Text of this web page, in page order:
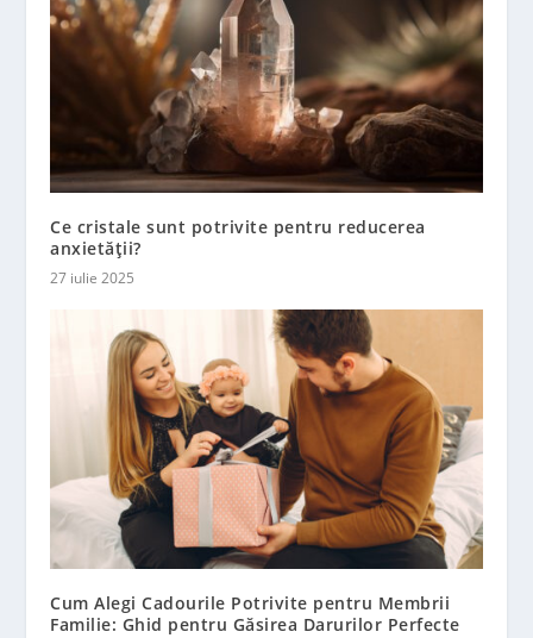
Ce cristale sunt potrivite pentru reducerea
anxietății?
27 iulie 2025
Cum Alegi Cadourile Potrivite pentru Membrii
Familie: Ghid pentru Găsirea Darurilor Perfecte